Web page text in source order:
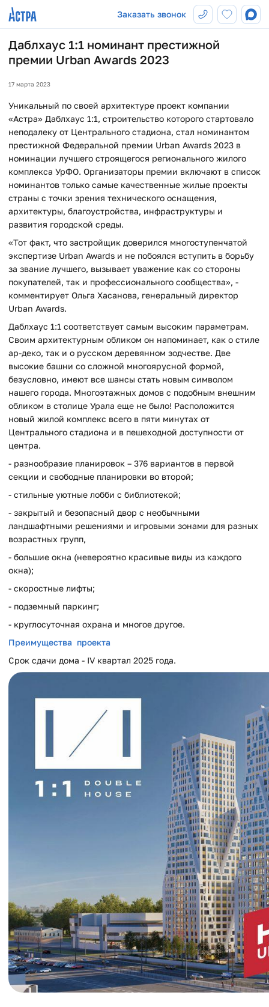
Заказать звонок
Даблхаус 1:1 номинант престижной
премии Urban Awards 2023
17 марта 2023
Уникальный по своей архитектуре проект компании
«Астра» Даблхаус 1:1, строительство которого стартовало
неподалеку от Центрального стадиона, стал номинантом
престижной Федеральной премии Urban Awards 2023 в
номинации лучшего строящегося регионального жилого
комплекса УрФО. Организаторы премии включают в список
номинантов только самые качественные жилые проекты
страны с точки зрения технического оснащения,
архитектуры, благоустройства, инфраструктуры и
развития городской среды.
«Тот факт, что застройщик доверился многоступенчатой
экспертизе Urban Awards и не побоялся вступить в борьбу
за звание лучшего, вызывает уважение как со стороны
покупателей, так и профессионального сообщества», -
комментирует Ольга Хасанова, генеральный директор
Urban Awards.
Даблхаус 1:1 соответствует самым высоким параметрам.
Своим архитектурным обликом он напоминает, как о стиле
ар-деко, так и о русском деревянном зодчестве. Две
высокие башни со сложной многоярусной формой,
безусловно, имеют все шансы стать новым символом
нашего города. Многоэтажных домов с подобным внешним
обликом в столице Урала еще не было! Расположится
новый жилой комплекс всего в пяти минутах от
Центрального стадиона и в пешеходной доступности от
центра.
- разнообразие планировок – 376 вариантов в первой
секции и свободные планировки во второй;
- стильные уютные лобби с библиотекой;
- закрытый и безопасный двор с необычными
ландшафтными решениями и игровыми зонами для разных
возрастных групп,
- большие окна (невероятно красивые виды из каждого
окна);
- скоростные лифты;
- подземный паркинг;
- круглосуточная охрана и многое другое.
Преимущества проекта
Срок сдачи дома - IV квартал 2025 года.